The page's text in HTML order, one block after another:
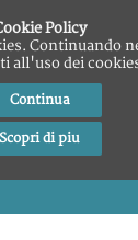
Policy
Continuando
all'uso dei
Continua
Scopri di piu